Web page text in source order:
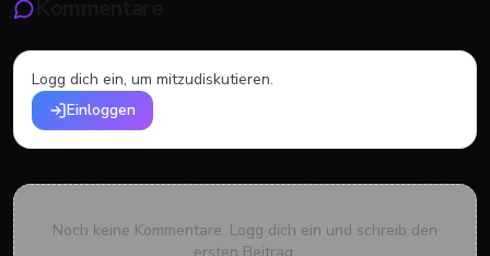
Logg dich ein, um mitzudiskutieren.
Einloggen
Noch keine Kommentare. Logg dich ein und schreib den